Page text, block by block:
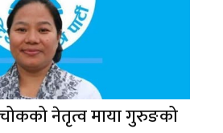
नेतृत्व माया गुरुङको